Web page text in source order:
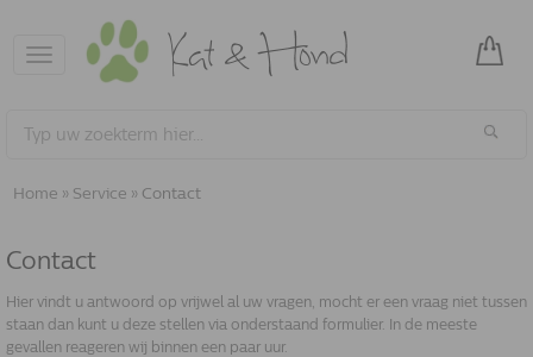
Toggle
navigation
Home » Service » Contact
Contact
Hier vindt u antwoord op vrijwel al uw vragen, mocht er een vraag niet tussen
staan dan kunt u deze stellen via onderstaand formulier. In de meeste
gevallen reageren wij binnen een paar uur.